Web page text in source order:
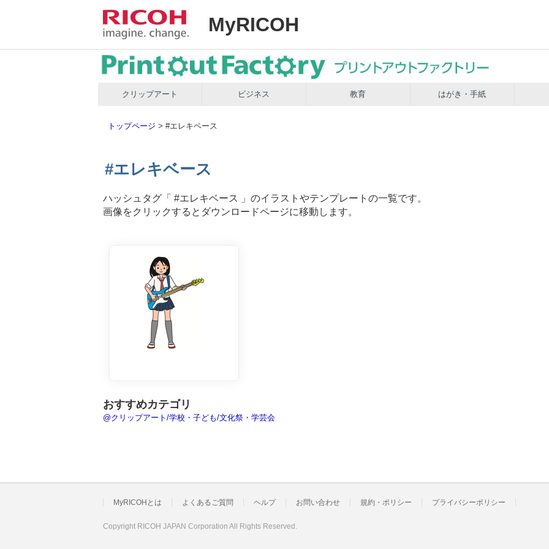
MyRICOH
クリップアート ビジネス 教育 はがき・手紙
トップページ > #エレキベース
#エレキベース
ハッシュタグ「 #エレキベース
」のイラストやテンプレートの一覧です。
画像をクリックするとダウンロードページに移動します。
おすすめカテゴリ
@クリップアート/学校・子ども/文化祭・学芸会
MyRICOHとは よくあるご質問 ヘルプ お問い合わせ 規約・ポリシー プライバシーポリシー
Copyright RICOH JAPAN Corporation All Rights Reserved.